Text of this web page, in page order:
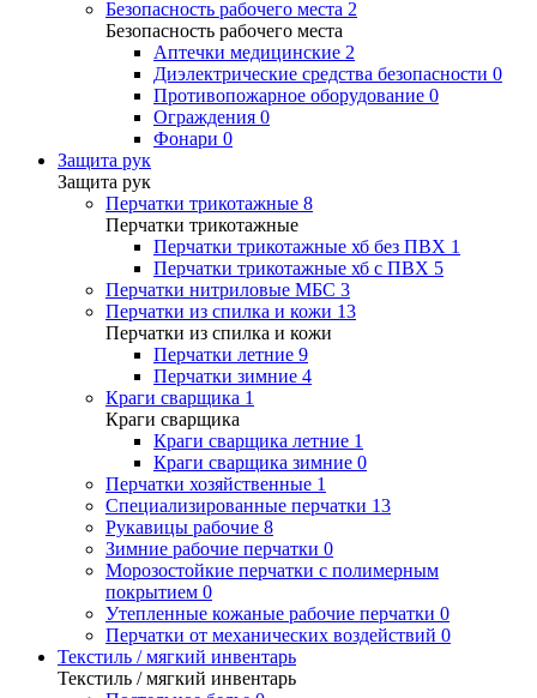
Безопасность рабочего места 2
Безопасность рабочего места
Аптечки медицинские 2
Диэлектрические средства безопасности 0
Противопожарное оборудование 0
Ограждения 0
Фонари 0
Защита рук
Защита рук
Перчатки трикотажные 8
Перчатки трикотажные
Перчатки трикотажные хб без ПВХ 1
Перчатки трикотажные хб с ПВХ 5
Перчатки нитриловые МБС 3
Перчатки из спилка и кожи 13
Перчатки из спилка и кожи
Перчатки летние 9
Перчатки зимние 4
Краги сварщика 1
Краги сварщика
Краги сварщика летние 1
Краги сварщика зимние 0
Перчатки хозяйственные 1
Специализированные перчатки 13
Рукавицы рабочие 8
Зимние рабочие перчатки 0
Морозостойкие перчатки с полимерным
покрытием 0
Утепленные кожаные рабочие перчатки 0
Перчатки от механических воздействий 0
Текстиль / мягкий инвентарь
Текстиль / мягкий инвентарь